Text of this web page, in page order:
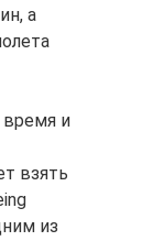
а
время и
взять
из